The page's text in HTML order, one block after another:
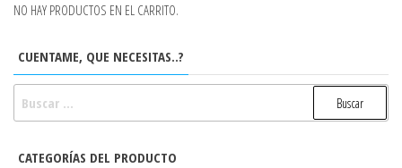
NO HAY PRODUCTOS EN EL CARRITO.
CUENTAME, QUE NECESITAS..?
CATEGORÍAS DEL PRODUCTO